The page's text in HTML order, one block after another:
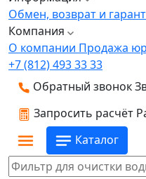
Обмен, возврат и
Компания
О компании Продажа
+7 (812) 493 33 33
Обратный звонок
Запросить расчёт
Каталог